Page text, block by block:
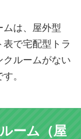
ムは、屋外型
表で宅配型トラ
クルームがない
。
ーム（屋